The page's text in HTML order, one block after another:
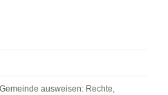
ausweisen: Rechte,